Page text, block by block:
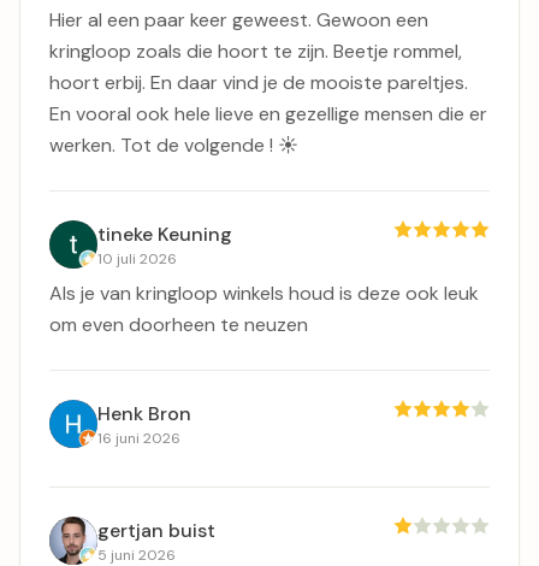
Hier al een paar keer geweest. Gewoon een
kringloop zoals die hoort te zijn. Beetje rommel,
hoort erbij. En daar vind je de mooiste pareltjes.
En vooral ook hele lieve en gezellige mensen die er
werken. Tot de volgende ! ☀️
tineke Keuning
10 juli 2026
Als je van kringloop winkels houd is deze ook leuk
om even doorheen te neuzen
Henk Bron
16 juni 2026
gertjan buist
5 juni 2026